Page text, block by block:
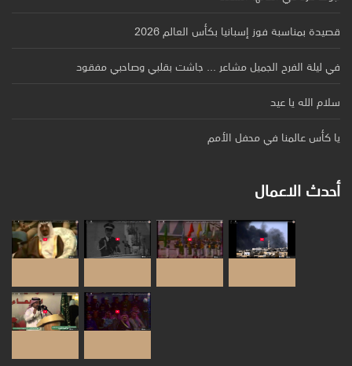
قصيدة بمناسبة فوز إسبانيا بكأس العالم 2026
في ليلة الفرح الجميل مشاعر ... جاشت بقلبي وصاحبي مفقود
سلام الله يا عيد
يا كأس عالمنا في محفل الأمم
أحدث الاعمال